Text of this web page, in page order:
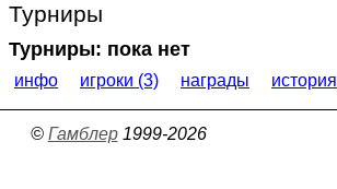
Турниры
Турниры: пока нет
инфо игроки (3) награды история
© Гамблер1999-2026